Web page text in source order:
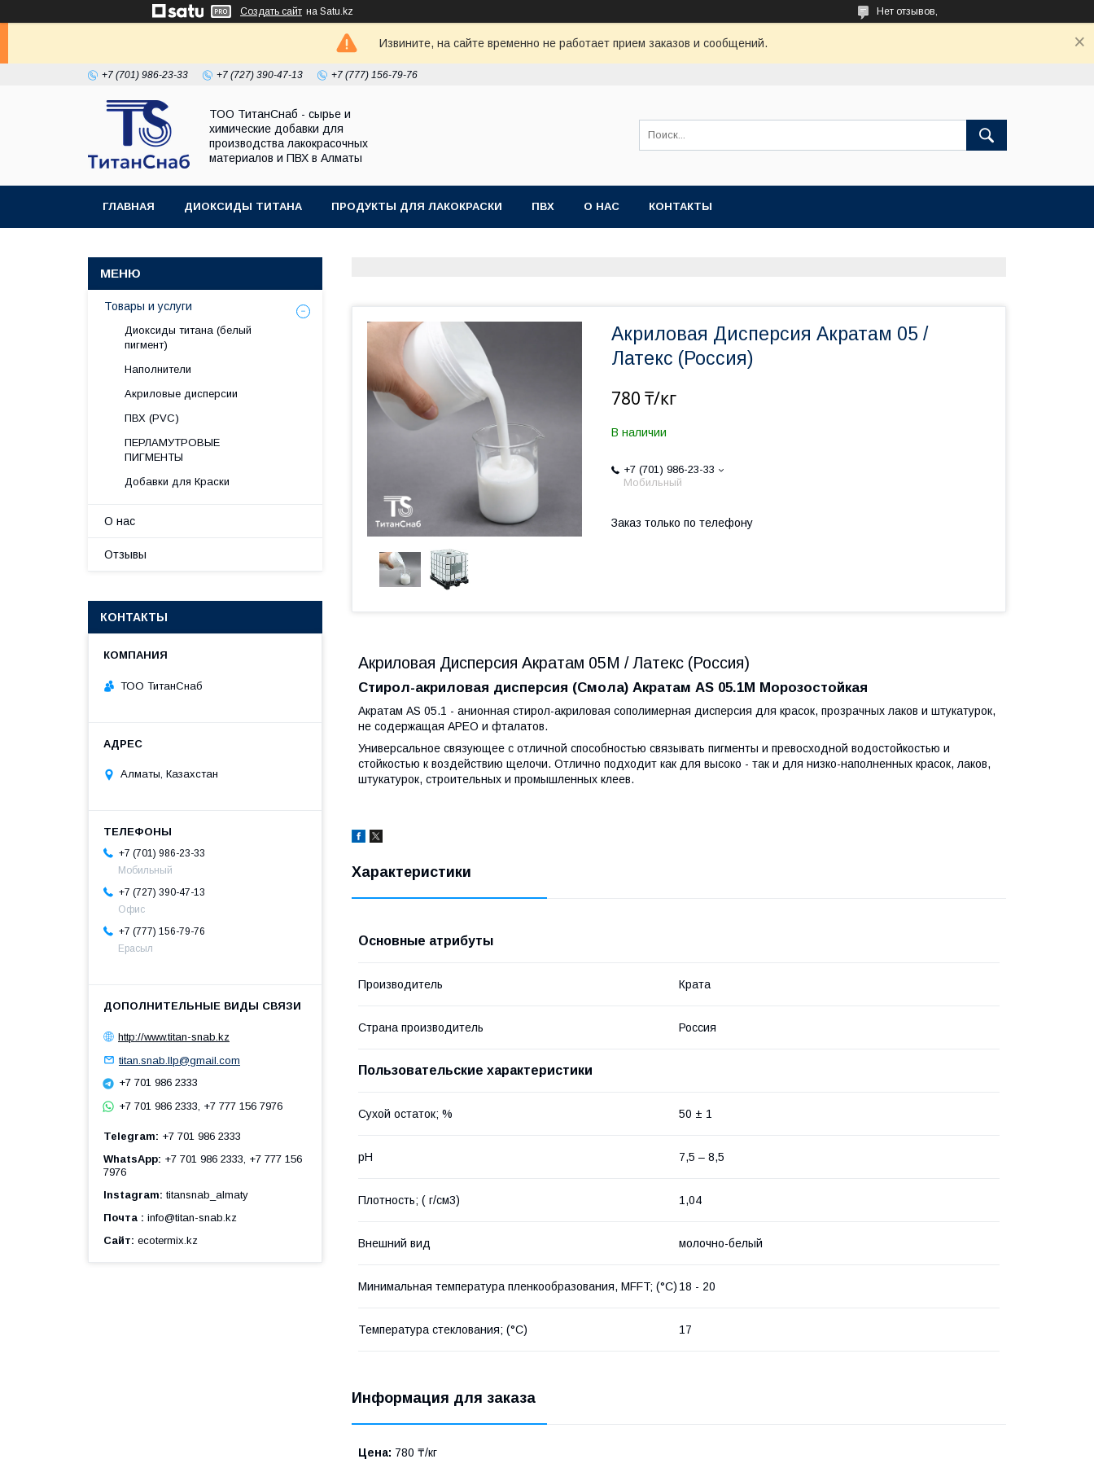
Создать сайт на Satu.kz Нет отзывов,
Извините, на сайте временно не работает прием заказов и сообщений.
+7 (701) 986-23-33 +7 (727) 390-47-13 +7 (777) 156-79-76
ТОО ТитанСнаб - сырье и
химические добавки для
производства лакокрасочных
материалов и ПВХ в Алматы
ГЛАВНАЯ ДИОКСИДЫ ТИТАНА ПРОДУКТЫ ДЛЯ ЛАКОКРАСКИ ПВХ О НАС КОНТАКТЫ
Акриловая Дисперсия Акратам 05 /
Латекс (Россия)
780 ₸/кг
В наличии
+7 (701) 986-23-33
Мобильный
Заказ только по телефону
Акриловая Дисперсия Акратам 05М / Латекс (Россия)
Стирол-акриловая дисперсия (Смола) Акратам AS 05.1М Морозостойкая
Акратам AS 05.1 - анионная стирол-акриловая сополимерная дисперсия для красок, прозрачных лаков и штукатурок,
не содержащая APEO и фталатов.
Универсальное связующее с отличной способностью связывать пигменты и превосходной водостойкостью и
стойкостью к воздействию щелочи. Отлично подходит как для высоко - так и для низко-наполненных красок, лаков,
штукатурок, строительных и промышленных клеев.
Характеристики
Основные атрибуты
Производитель Крата
Страна производитель Россия
Пользовательские характеристики
Сухой остаток; % 50 ± 1
pH 7,5 – 8,5
Плотность; ( г/см3) 1,04
Внешний вид молочно-белый
Минимальная температура пленкообразования, MFFT; (°C) 18 - 20
Температура стеклования; (°C) 17
Информация для заказа
Цена: 780 ₸/кг
Товары и услуги
Диоксиды титана (белый
пигмент)
Наполнители
Акриловые дисперсии
ПВХ (PVC)
ПЕРЛАМУТРОВЫЕ
ПИГМЕНТЫ
Добавки для Краски
О нас
Отзывы
КОНТАКТЫ
ТОО ТитанСнаб
Алматы, Казахстан
+7 (701) 986-23-33
Мобильный
+7 (727) 390-47-13
Офис
+7 (777) 156-79-76
Ерасыл
http://www.titan-snab.kz
titan.snab.llp@gmail.com
+7 701 986 2333
+7 701 986 2333, +7 777 156 7976
Telegram
+7 701 986 2333
WhatsApp +7 701 986 2333, +7 777 156
7976
Instagram titansnab_almaty
Почта
info@titan-snab.kz
Сайт ecotermix.kz